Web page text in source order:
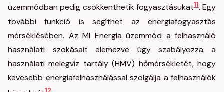
üzemmódban pedig csökkenthetik fogyasztásukat11. Egy
további funkció is segíthet az energiafogyasztás
mérséklésében. Az MI Energia üzemmód a felhasználó
használati szokásait elemezve úgy szabályozza a
használati melegvíz tartály (HMV) hőmérsékletét, hogy
kevesebb energiafelhasználással szolgálja a felhasználók